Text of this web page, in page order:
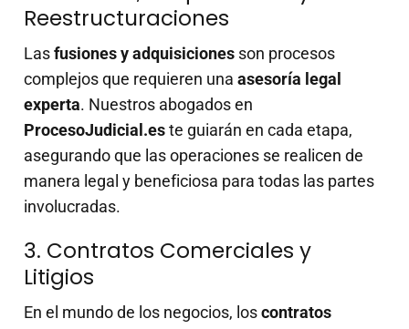
Reestructuraciones
Lasfusiones y adquisiciones son procesos
complejos que requieren una asesoría legal
experta. Nuestros abogados en
ProcesoJudicial.este guiarán en cada etapa,
asegurando que las operaciones se realicen de
manera legal y beneficiosa para todas las partes
involucradas.
3. Contratos Comerciales y
Litigios
En el mundo de los negocios, loscontratos